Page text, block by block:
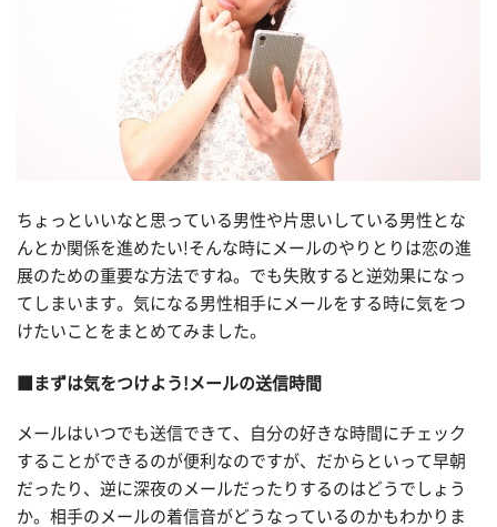
ちょっといいなと思っている男性や片思いしている男性とな
んとか関係を進めたい!そんな時にメールのやりとりは恋の進
展のための重要な方法ですね。でも失敗すると逆効果になっ
てしまいます。気になる男性相手にメールをする時に気をつ
けたいことをまとめてみました。
■まずは気をつけよう!メールの送信時間
メールはいつでも送信できて、自分の好きな時間にチェック
することができるのが便利なのですが、だからといって早朝
だったり、逆に深夜のメールだったりするのはどうでしょう
か。相手のメールの着信音がどうなっているのかもわかりま